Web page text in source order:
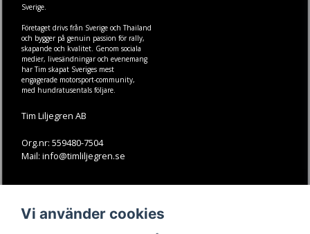
Sverige.
Företaget drivs från Sverige och Thailand
och bygger på genuin passion för rally,
skapande och kvalitet. Genom sociala
medier, livesändningar och evenemang
har Tim skapat Sveriges mest
engagerade motorsport-community,
med hundratusentals följare.
Tim Liljegren AB
Org.nr: 559480-7504
Mail: info@timliljegren.se
Köpvillkor
Vi använder cookies